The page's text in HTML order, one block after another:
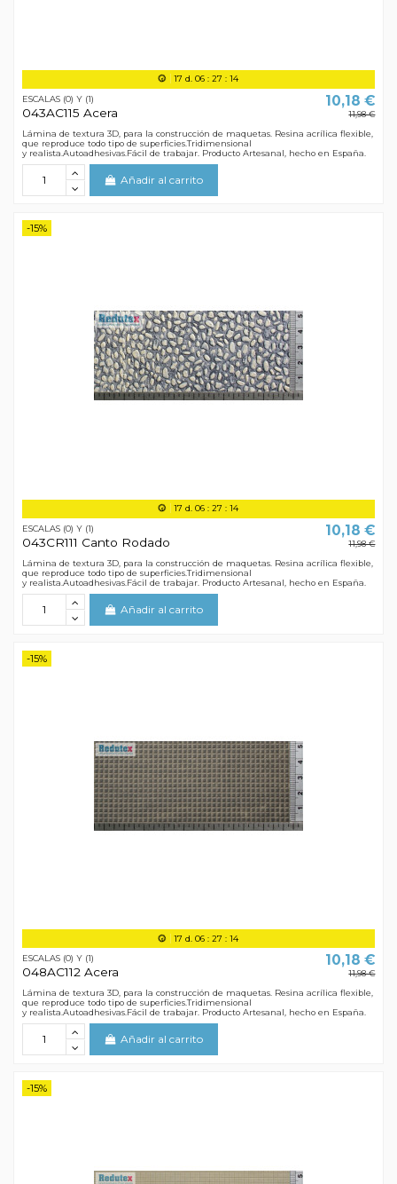
17 d. 06 :27 :13
ESCALAS (0) Y (1)
043AC115 Acera
10,18 €
11,98 €
Lámina de textura 3D, para la construcción de maquetas. Resina acrílica flexible,
que reproduce todo tipo de superficies.Tridimensional
y realista.Autoadhesivas.Fácil de trabajar. Producto Artesanal, hecho en España.
Añadir al carrito
-15%
17 d. 06 :27 :13
ESCALAS (0) Y (1)
043CR111 Canto Rodado
10,18 €
11,98 €
Lámina de textura 3D, para la construcción de maquetas. Resina acrílica flexible,
que reproduce todo tipo de superficies.Tridimensional
y realista.Autoadhesivas.Fácil de trabajar. Producto Artesanal, hecho en España.
Añadir al carrito
-15%
17 d. 06 :27 :13
ESCALAS (0) Y (1)
048AC112 Acera
10,18 €
11,98 €
Lámina de textura 3D, para la construcción de maquetas. Resina acrílica flexible,
que reproduce todo tipo de superficies.Tridimensional
y realista.Autoadhesivas.Fácil de trabajar. Producto Artesanal, hecho en España.
Añadir al carrito
-15%